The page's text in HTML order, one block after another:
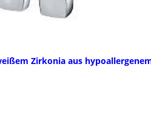
Zirkonia aus